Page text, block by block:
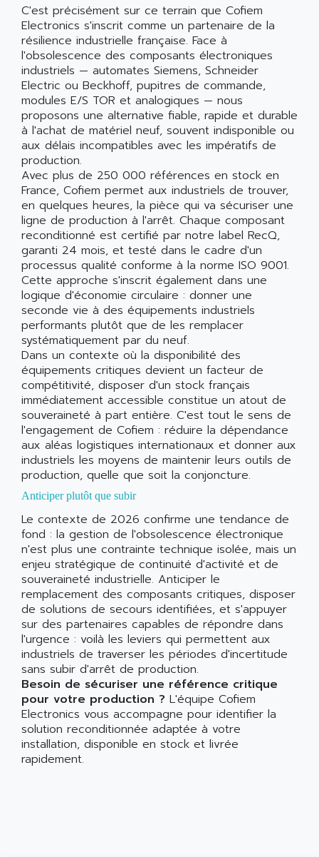
C'est précisément sur ce terrain que Cofiem
Electronics s'inscrit comme un partenaire de la
résilience industrielle française. Face à
l'obsolescence des composants électroniques
industriels — automates Siemens, Schneider
Electric ou Beckhoff, pupitres de commande,
modules E/S TOR et analogiques — nous
proposons une alternative fiable, rapide et durable
à l'achat de matériel neuf, souvent indisponible ou
aux délais incompatibles avec les impératifs de
production.
Avec plus de 250 000 références en stock en
France, Cofiem permet aux industriels de trouver,
en quelques heures, la pièce qui va sécuriser une
ligne de production à l'arrêt. Chaque composant
reconditionné est certifié par notre label RecQ,
garanti 24 mois, et testé dans le cadre d'un
processus qualité conforme à la norme ISO 9001.
Cette approche s'inscrit également dans une
logique d'économie circulaire : donner une
seconde vie à des équipements industriels
performants plutôt que de les remplacer
systématiquement par du neuf.
Dans un contexte où la disponibilité des
équipements critiques devient un facteur de
compétitivité, disposer d'un stock français
immédiatement accessible constitue un atout de
souveraineté à part entière. C'est tout le sens de
l'engagement de Cofiem : réduire la dépendance
aux aléas logistiques internationaux et donner aux
industriels les moyens de maintenir leurs outils de
production, quelle que soit la conjoncture.
Anticiper plutôt que subir
Le contexte de 2026 confirme une tendance de
fond : la gestion de l'obsolescence électronique
n'est plus une contrainte technique isolée, mais un
enjeu stratégique de continuité d'activité et de
souveraineté industrielle. Anticiper le
remplacement des composants critiques, disposer
de solutions de secours identifiées, et s'appuyer
sur des partenaires capables de répondre dans
l'urgence : voilà les leviers qui permettent aux
industriels de traverser les périodes d'incertitude
sans subir d'arrêt de production.
Besoin de sécuriser une référence critique
pour votre production ? L'équipe Cofiem
Electronics vous accompagne pour identifier la
solution reconditionnée adaptée à votre
installation, disponible en stock et livrée
rapidement.